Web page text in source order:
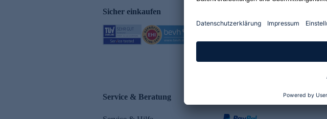
Sicher einkaufen
Service & Beratung